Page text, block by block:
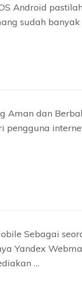
Android
sudah
Aman dan
pengguna
Sebagai
Yandex
…